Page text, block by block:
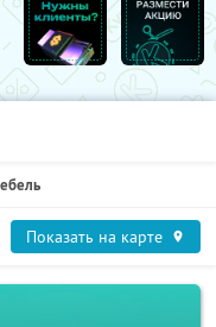
Показать на карте